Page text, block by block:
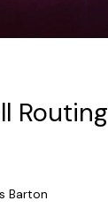
Routing
Barton